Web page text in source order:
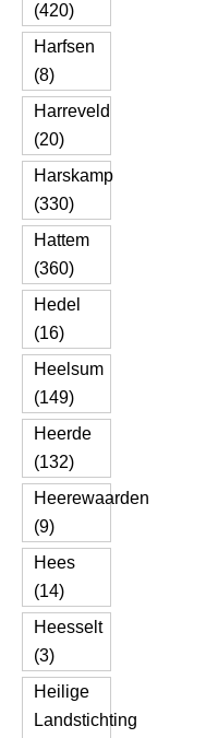
(420)
Harfsen
(8)
Harreveld
(20)
Harskamp
(330)
Hattem
(360)
Hedel
(16)
Heelsum
(149)
Heerde
(132)
Heerewaarden
(9)
Hees
(14)
Heesselt
(3)
Heilige
Landstichting